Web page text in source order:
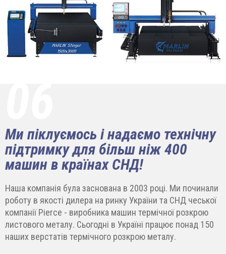
Ми піклуємось і надаємо технічну
підтримку для більш ніж 400
машин в країнах СНД!
Наша компанія була заснована в 2003 році. Ми починали
роботу в якості дилера на ринку України та СНД чеської
компанії Pierce - виробника машин термічної розкрою
листового металу. Сьогодні в Україні працює понад 150
наших верстатів термічного розкрою металу.